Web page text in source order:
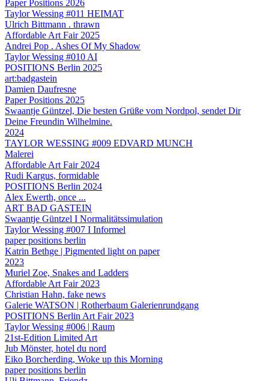
Paper Positions 2026
Taylor Wessing #011 HEIMAT
Ulrich Bittmann . thrawn
Affordable Art Fair 2025
Andrei Pop . Ashes Of My Shadow
Taylor Wessing #010 AI
POSITIONS Berlin 2025
art:badgastein
Damien Daufresne
Paper Positions 2025
Swaantje Güntzel, Die besten Grüße vom Nordpol, sendet Dir
Deine Freundin Wilhelmine.
2024
TAYLOR WESSING #009 EDVARD MUNCH
Malerei
Affordable Art Fair 2024
Rudi Kargus, formidable
POSITIONS Berlin 2024
Alex Ewerth, once ...
ART BAD GASTEIN
Swaantje Güntzel I Normalitätssimulation
Taylor Wessing #007 I Informel
paper positions berlin
Katrin Bethge | Pigmented light on paper
2023
Muriel Zoe, Snakes and Ladders
Affordable Art Fair 2023
Christian Hahn, fake news
Galerie WATSON | Rotherbaum Galerienrundgang
POSITIONS Berlin Art Fair 2023
Taylor Wessing #006 | Raum
21st-Edition Limited Art
Jub Mönster, hotel du nord
Eiko Borcherding, Woke up this Morning
paper positions berlin